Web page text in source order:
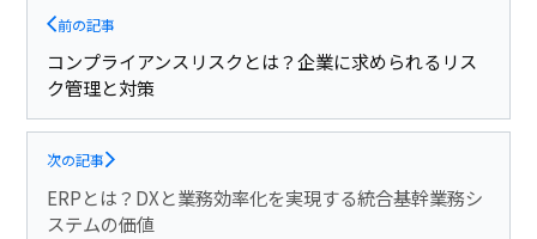
前の記事
コンプライアンスリスクとは？企業に求められるリス
ク管理と対策
次の記事
ERPとは？DXと業務効率化を実現する統合基幹業務シ
ステムの価値